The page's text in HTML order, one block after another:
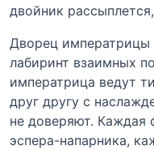
двойник
Дворец
лабиринт взаимных
императрица ведут
друг другу с
не доверяют. Каждая
эспера-напарника,